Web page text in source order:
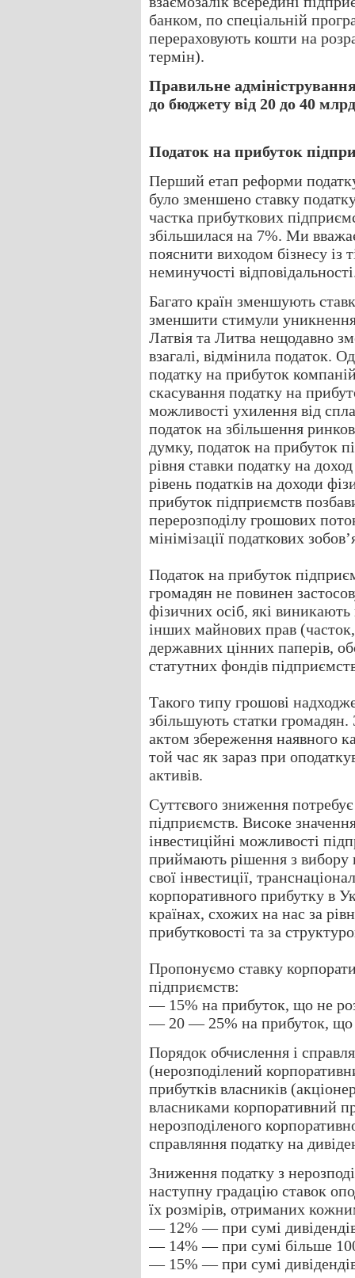
банком, по спеціальній
перераховують кошти на
термін).
Правильне
до бюджету від 20 до 40
Податок на прибуток
Перший етап реформи
було зменшено ставку
частка прибуткових
збільшилася на 7%. Ми
пояснити виходом бізнесу із
неминучості
Багато країн зменшують
зменшити стимули
Латвія та Литва нещодавно
взагалі, відмінила податок.
податку на прибуток
скасування податку на
можливості ухилення від
податок на збільшення
думку, податок на прибуток
рівня ставки податку на
рівень податків на доходи
прибуток підприємств
перерозподілу грошових
мінімізації податкових
Податок на прибуток
громадян не повинен
фізичних осіб, які
інших майнових прав (часток,
державних цінних паперів,
статутних фондів
Такого типу грошові
збільшують статки громадян.
актом збереження наявного
той час як зараз при
активів.
Суттєвого зниження
підприємств. Високе
інвестиційні можливості
приймають рішення з вибору
свої інвестиції,
корпоративного прибутку в
країнах, схожих на нас за
прибутковості та за
Пропонуємо ставку
підприємств:
— 15% на прибуток, що не
— 20 — 25% на прибуток, що
Порядок обчислення і
(нерозподілений
прибутків власників
власниками корпоративний
нерозподіленого
справляння податку на
Зниження податку з
наступну градацію ставок
їх розмірів, отриманих
— 12% — при сумі
— 14% — при сумі більше
— 15% — при сумі